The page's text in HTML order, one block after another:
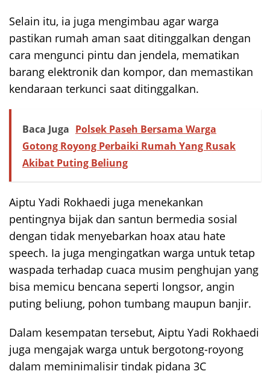
Selain itu, ia juga mengimbau agar warga
pastikan rumah aman saat ditinggalkan dengan
cara mengunci pintu dan jendela, mematikan
barang elektronik dan kompor, dan memastikan
kendaraan terkunci saat ditinggalkan.
Baca Juga Polsek Paseh Bersama Warga
Gotong Royong Perbaiki Rumah Yang Rusak
Akibat Puting Beliung
Aiptu Yadi Rokhaedi juga menekankan
pentingnya bijak dan santun bermedia sosial
dengan tidak menyebarkan hoax atau hate
speech. Ia juga mengingatkan warga untuk tetap
waspada terhadap cuaca musim penghujan yang
bisa memicu bencana seperti longsor, angin
puting beliung, pohon tumbang maupun banjir.
Dalam kesempatan tersebut, Aiptu Yadi Rokhaedi
juga mengajak warga untuk bergotong-royong
dalam meminimalisir tindak pidana 3C